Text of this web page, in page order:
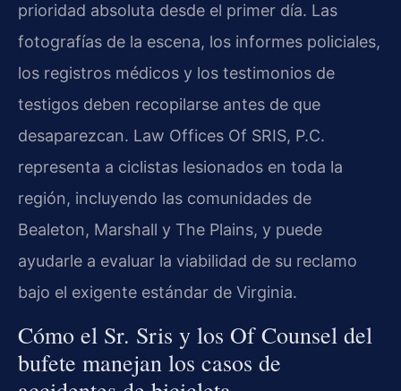
prioridad absoluta desde el primer día. Las
fotografías de la escena, los informes policiales,
los registros médicos y los testimonios de
testigos deben recopilarse antes de que
desaparezcan. Law Offices Of SRIS, P.C.
representa a ciclistas lesionados en toda la
región, incluyendo las comunidades de
Bealeton, Marshall y The Plains, y puede
ayudarle a evaluar la viabilidad de su reclamo
bajo el exigente estándar de Virginia.
Cómo el Sr. Sris y los Of Counsel del
bufete manejan los casos de